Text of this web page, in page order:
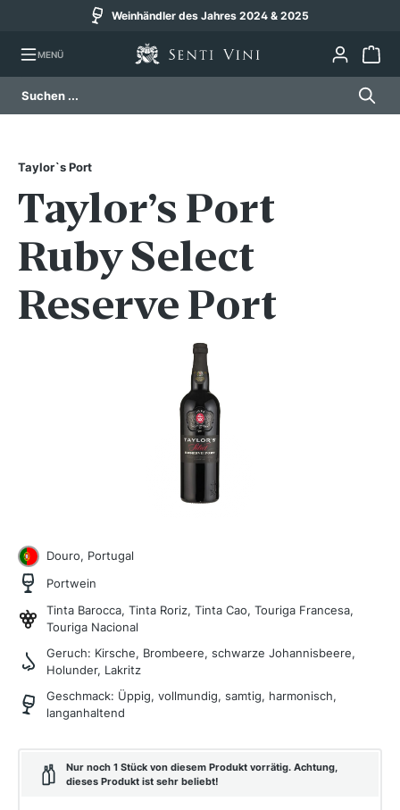
Weinhändler des Jahres 2024 & 2025
MENÜ
Bildergalerie überspringen
Taylor`s Port
Taylor’s Port
Ruby Select
Reserve Port
Douro, Portugal
Portwein
Tinta Barocca, Tinta Roriz, Tinta Cao, Touriga Francesa,
Touriga Nacional
Geruch: Kirsche, Brombeere, schwarze Johannisbeere,
Holunder, Lakritz
Geschmack: Üppig, vollmundig, samtig, harmonisch,
langanhaltend
Nur noch 1 Stück von diesem Produkt vorrätig. Achtung,
dieses Produkt ist sehr beliebt!